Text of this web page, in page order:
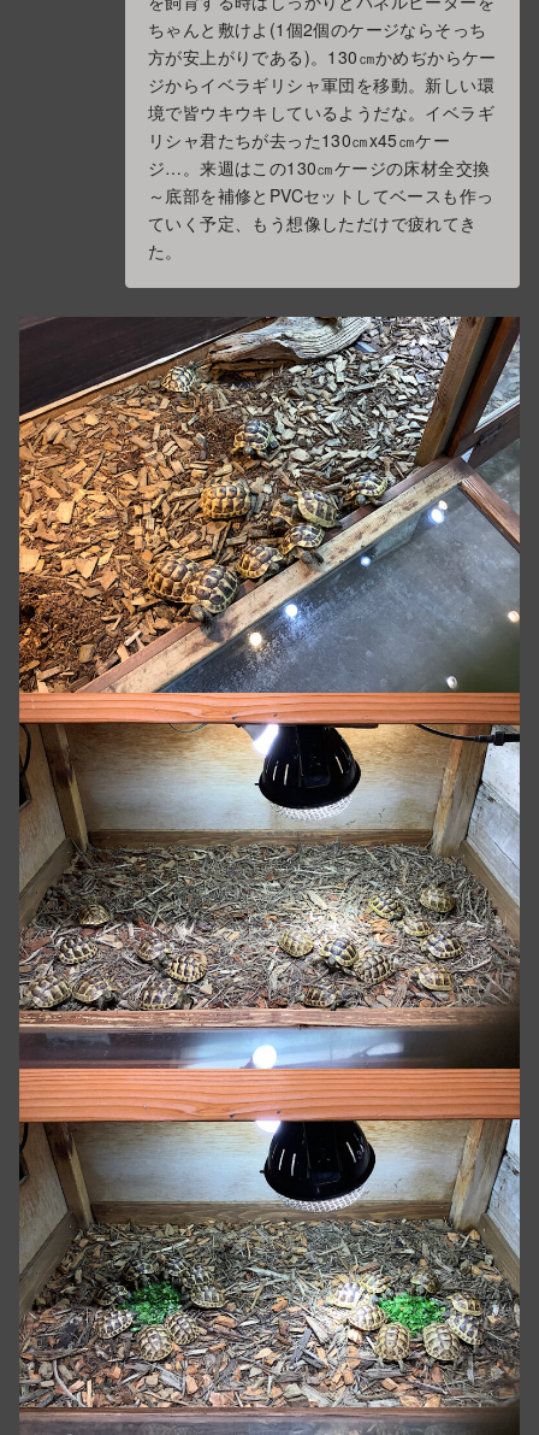
ちゃんと敷けよ(1個2個のケージならそっち
方が安上がりである)。130㎝かめぢからケー
ジからイベラギリシャ軍団を移動。新しい環
境で皆ウキウキしているようだな。イベラギ
リシャ君たちが去った130㎝x45㎝ケー
ジ…。来週はこの130㎝ケージの床材全交換
～底部を補修とPVCセットしてベースも作っ
ていく予定、もう想像しただけで疲れてき
た。